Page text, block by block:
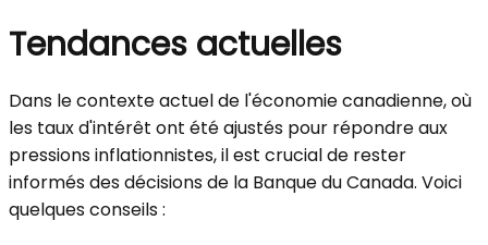
Tendances actuelles
Dans le contexte actuel de l'économie canadienne, où
les taux d'intérêt ont été ajustés pour répondre aux
pressions inflationnistes, il est crucial de rester
informés des décisions de la Banque du Canada. Voici
quelques conseils :